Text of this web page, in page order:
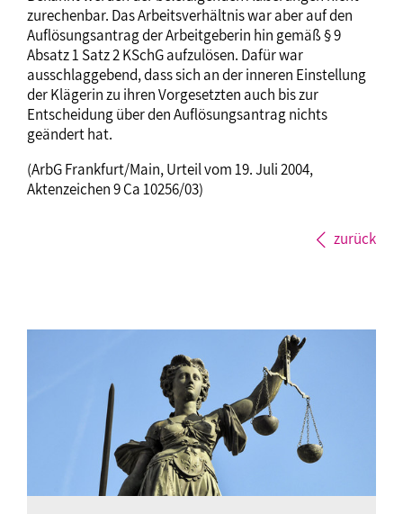
zurechenbar. Das Arbeitsverhältnis war aber auf den
Auflösungsantrag der Arbeitgeberin hin gemäß § 9
Absatz 1 Satz 2 KSchG aufzulösen. Dafür war
ausschlaggebend, dass sich an der inneren Einstellung
der Klägerin zu ihren Vorgesetzten auch bis zur
Entscheidung über den Auflösungsantrag nichts
geändert hat.
(ArbG Frankfurt/Main, Urteil vom 19. Juli 2004,
Aktenzeichen 9 Ca 10256/03)
zurück